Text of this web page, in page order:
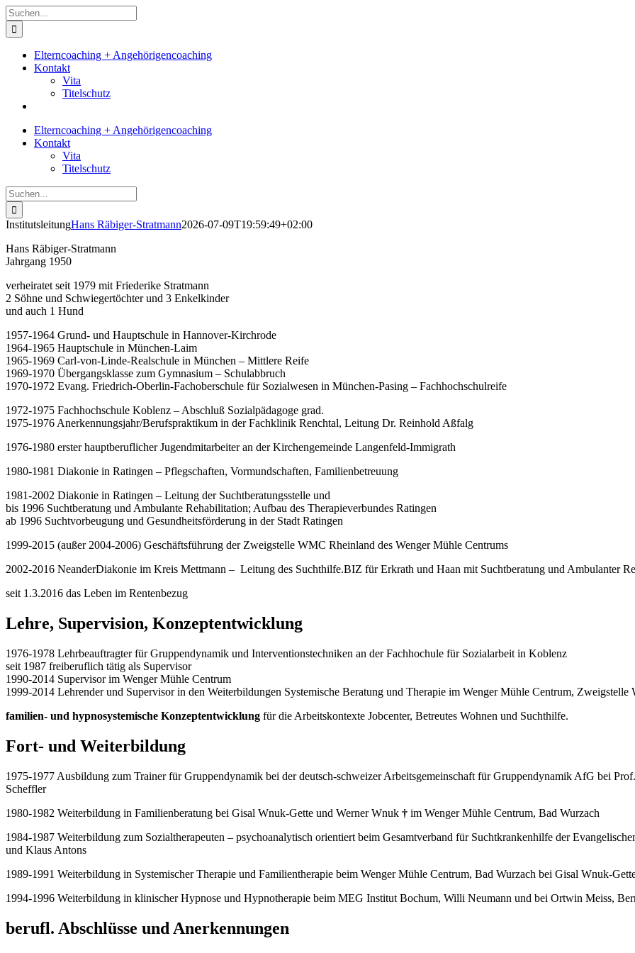
Zum
Inhalt
springen
Suche
nach:
Elterncoaching + Angehörigencoaching
Kontakt
Vita
Titelschutz
Elterncoaching + Angehörigencoaching
Kontakt
Vita
Titelschutz
Suche
nach:
InstitutsleitungHans Räbiger-Stratmann2026-07-09T19:59:49+02:00
Hans Räbiger-Stratmann
Jahrgang 1950
verheiratet seit 1979 mit Friederike Stratmann
2 Söhne und Schwiegertöchter und 3 Enkelkinder
und auch 1 Hund
1957-1964 Grund- und Hauptschule in Hannover-Kirchrode
1964-1965 Hauptschule in München-Laim
1965-1969 Carl-von-Linde-Realschule in München – Mittlere Reife
1969-1970 Übergangsklasse zum Gymnasium – Schulabbruch
1970-1972 Evang. Friedrich-Oberlin-Fachoberschule für Sozialwesen in München-Pasing – Fachhochschulreife
1972-1975 Fachhochschule Koblenz – Abschluß Sozialpädagoge grad.
1975-1976 Anerkennungsjahr/Berufspraktikum in der Fachklinik Renchtal, Leitung Dr. Reinhold Aßfalg
1976-1980 erster hauptberuflicher Jugendmitarbeiter an der Kirchengemeinde Langenfeld-Immigrath
1980-1981 Diakonie in Ratingen – Pflegschaften, Vormundschaften, Familienbetreuung
1981-2002 Diakonie in Ratingen – Leitung der Suchtberatungsstelle und
bis 1996 Suchtberatung und Ambulante Rehabilitation; Aufbau des Therapieverbundes Ratingen
ab 1996 Suchtvorbeugung und Gesundheitsförderung in der Stadt Ratingen
1999-2015 (außer 2004-2006) Geschäftsführung der Zweigstelle WMC Rheinland des Wenger Mühle Centrums
2002-2016 NeanderDiakonie im Kreis Mettmann – Leitung des Suchthilfe.BIZ für Erkrath und Haan mit Suchtberatung und Ambulanter
seit 1.3.2016 das Leben im Rentenbezug
Lehre, Supervision, Konzeptentwicklung
1976-1978 Lehrbeauftragter für Gruppendynamik und Interventionstechniken an der Fachhochule für Sozialarbeit in Koblenz
seit 1987 freiberuflich tätig als Supervisor
1990-2014 Supervisor im Wenger Mühle Centrum
1999-2014 Lehrender und Supervisor in den Weiterbildungen Systemische Beratung und Therapie im Wenger Mühle Centrum, Zweigstelle
familien- und hypnosystemische Konzeptentwicklung für die Arbeitskontexte Jobcenter, Betreutes Wohnen und Suchthilfe.
Fort- und Weiterbildung
1975-1977 Ausbildung zum Trainer für Gruppendynamik bei der deutsch-schweizer Arbeitsgemeinschaft für Gruppendynamik AfG bei
Scheffler
1980-1982 Weiterbildung in Familienberatung bei Gisal Wnuk-Gette und Werner Wnuk † im Wenger Mühle Centrum, Bad Wurzach
1984-1987 Weiterbildung zum Sozialtherapeuten – psychoanalytisch orientiert beim Gesamtverband für Suchtkrankenhilfe der
und Klaus Antons
1989-1991 Weiterbildung in Systemischer Therapie und Familientherapie beim Wenger Mühle Centrum, Bad Wurzach bei Gisal Wnuk-
1994-1996 Weiterbildung in klinischer Hypnose und Hypnotherapie beim MEG Institut Bochum, Willi Neumann und bei Ortwin Meiss,
berufl. Abschlüsse und Anerkennungen